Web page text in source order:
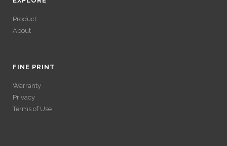
Product
About
GAINS SANS
VÉRIFICATION
FINE PRINT
Warranty
Privacy
Terms of Use